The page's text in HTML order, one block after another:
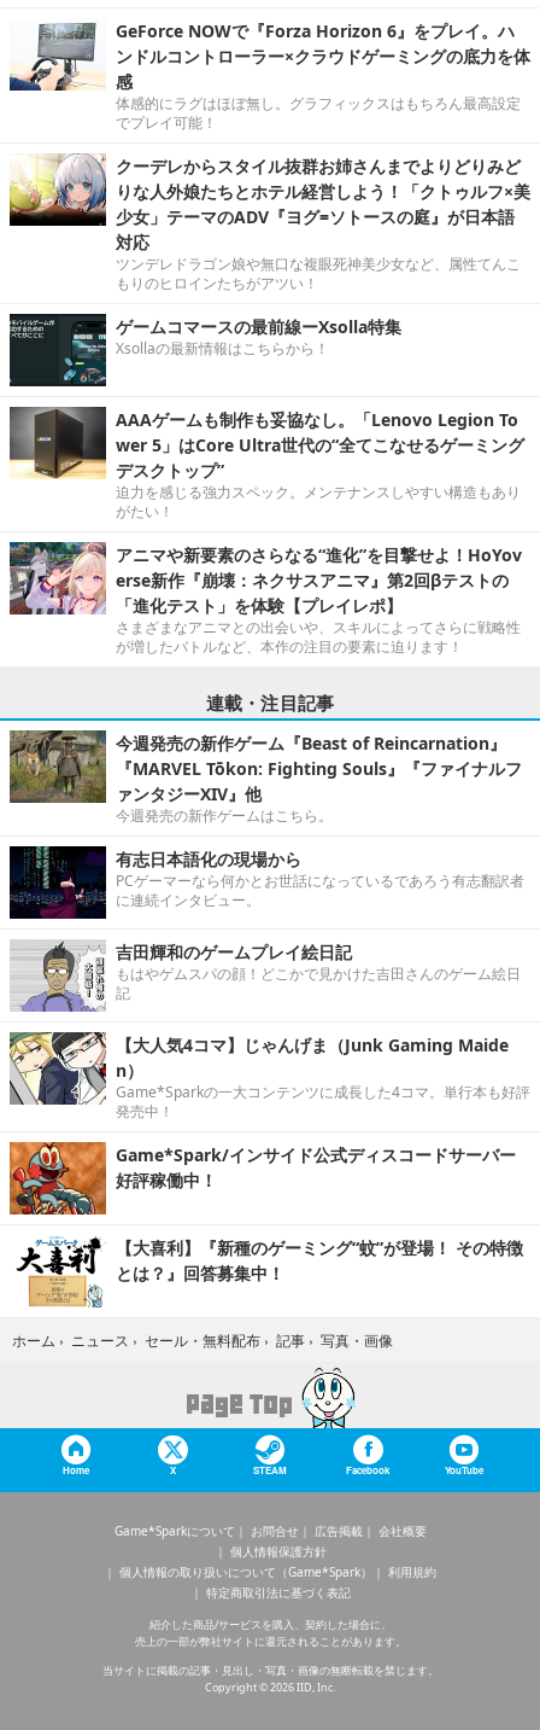
GeForce NOWで『Forza Horizon 6』をプレイ。ハ
ンドルコントローラー×クラウドゲーミングの底力を体
感
体感的にラグはほぼ無し。グラフィックスはもちろん最高設定
でプレイ可能！
クーデレからスタイル抜群お姉さんまでよりどりみど
りな人外娘たちとホテル経営しよう！「クトゥルフ×美
少女」テーマのADV『ヨグ=ソトースの庭』が日本語
対応
ツンデレドラゴン娘や無口な複眼死神美少女など、属性てんこ
もりのヒロインたちがアツい！
ゲームコマースの最前線ーXsolla特集
Xsollaの最新情報はこちらから！
AAAゲームも制作も妥協なし。「Lenovo Legion To
wer 5」はCore Ultra世代の“全てこなせるゲーミング
デスクトップ”
迫力を感じる強力スペック。メンテナンスしやすい構造もあり
がたい！
アニマや新要素のさらなる“進化”を目撃せよ！HoYov
erse新作『崩壊：ネクサスアニマ』第2回βテストの
「進化テスト」を体験【プレイレポ】
さまざまなアニマとの出会いや、スキルによってさらに戦略性
が増したバトルなど、本作の注目の要素に迫ります！
連載・注目記事
今週発売の新作ゲーム『Beast of Reincarnation』
『MARVEL Tōkon: Fighting Souls』『ファイナルフ
ァンタジーXIV』他
今週発売の新作ゲームはこちら。
有志日本語化の現場から
PCゲーマーなら何かとお世話になっているであろう有志翻訳者
に連続インタビュー。
吉田輝和のゲームプレイ絵日記
もはやゲムスパの顔！どこかで見かけた吉田さんのゲーム絵日
記
【大人気4コマ】じゃんげま（Junk Gaming Maide
n）
Game*Sparkの一大コンテンツに成長した4コマ。単行本も好評
発売中！
Game*Spark/インサイド公式ディスコードサーバー
好評稼働中！
【大喜利】『新種のゲーミング“蚊”が登場！ その特徴
とは？』回答募集中！
ホーム › ニュース › セール・無料配布 › 記事 › 写真・画像
Home X STEAM Facebook YouTube
Game*Sparkについて お問合せ 広告掲載
会社概要
個人情報保護方針
個人情報の取り扱いについて（Game*Spark）
利用規約
特定商取引法に基づく表記
紹介した商品/サービスを購入、契約した場合に、
売上の一部が弊社サイトに還元されることがあります。
当サイトに掲載の記事・見出し・写真・画像の無断転載を禁じます。
Copyright © 2026 IID, Inc.